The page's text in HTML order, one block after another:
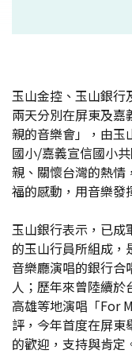
玉山金控、玉山銀
兩天分別在屏東及
親的音樂會」，由玉
國小/嘉義宣信國小
親、關懷台灣的熱情
福的感動，用音樂發
玉山銀行表示，已成
的玉山行員所組成，
音樂廳演唱的銀行合
人；歷年來曾陸續於
高雄等地演唱「For
評，今年首度在屏
的歡迎，支持與肯定